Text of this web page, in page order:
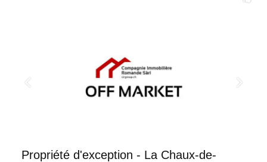
Propriété d'exception - La Chaux-de-